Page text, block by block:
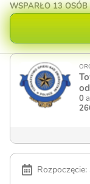
WSPARŁO13 OSÓB
0